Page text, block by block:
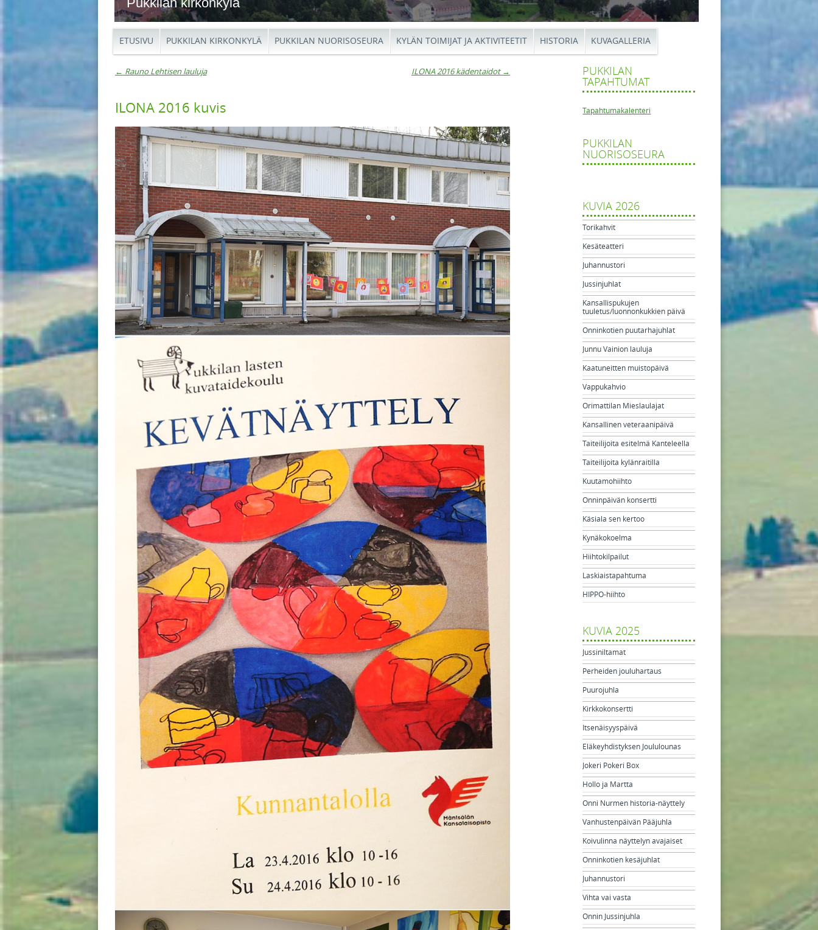
ETUSIVU PUKKILAN KIRKONKYLÄ PUKKILAN NUORISOSEURA KYLÄN TOIMIJAT JA AKTIVITEETIT HISTORIA KUVAGALLERIA
← Rauno Lehtisen lauluja ILONA 2016 kädentaidot →
ILONA 2016 kuvis
Artikkelien navigaatio
PUKKILAN
TAPAHTUMAT
Tapahtumakalenteri
PUKKILAN
NUORISOSEURA
KUVIA 2026
Torikahvit
Kesäteatteri
Juhannustori
Jussinjuhlat
Kansallispukujen
tuuletus/luonnonkukkien päivä
Onninkotien puutarhajuhlat
Junnu Vainion lauluja
Kaatuneitten muistopäivä
Vappukahvio
Orimattilan Mieslaulajat
Kansallinen veteraanipäivä
Taiteilijoita esitelmä Kanteleella
Taiteilijoita kylänraitilla
Kuutamohiihto
Onninpäivän konsertti
Käsiala sen kertoo
Kynäkokoelma
Hiihtokilpailut
Laskiaistapahtuma
HIPPO-hiihto
KUVIA 2025
Jussiniltamat
Perheiden jouluhartaus
Puurojuhla
Kirkkokonsertti
Itsenäisyyspäivä
Eläkeyhdistyksen Joululounas
Jokeri Pokeri Box
Hollo ja Martta
Onni Nurmen historia-näyttely
Vanhustenpäivän Pääjuhla
Koivulinna näyttelyn avajaiset
Onninkotien kesäjuhlat
Juhannustori
Vihta vai vasta
Onnin Jussinjuhla